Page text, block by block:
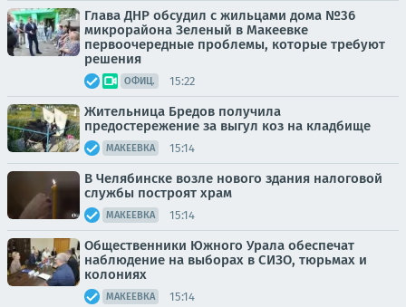
Глава ДНР обсудил с жильцами дома №36
микрорайона Зеленый в Макеевке
первоочередные проблемы, которые требуют
решения
ОФИЦ. 15:22
Жительница Бредов получила
предостережение за выгул коз на кладбище
МАКЕЕВКА 15:14
В Челябинске возле нового здания налоговой
службы построят храм
МАКЕЕВКА 15:14
Общественники Южного Урала обеспечат
наблюдение на выборах в СИЗО, тюрьмах и
колониях
МАКЕЕВКА 15:14